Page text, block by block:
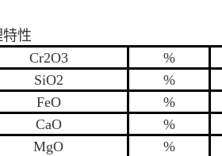
性
Cr2O3
%
SiO2
%
FeO
%
CaO
%
MgO
%